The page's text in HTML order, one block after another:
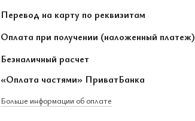
Перевод на карту по реквизитам
Оплата при получении (наложенный платеж)
Безналичный расчет
«Оплата частями» ПриватБанка
Больше информации об оплате